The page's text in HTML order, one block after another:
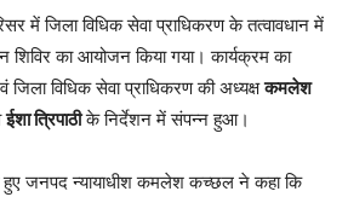
में जिला विधिक सेवा प्राधिकरण के तत्वावधान में
शिविर का आयोजन किया गया। कार्यक्रम का
जिला विधिक सेवा प्राधिकरण की अध्यक्षकमलेश
ईशा त्रिपाठीके निर्देशन में संपन्न हुआ।
हुए जनपद न्यायाधीश कमलेश कच्छल ने कहा कि